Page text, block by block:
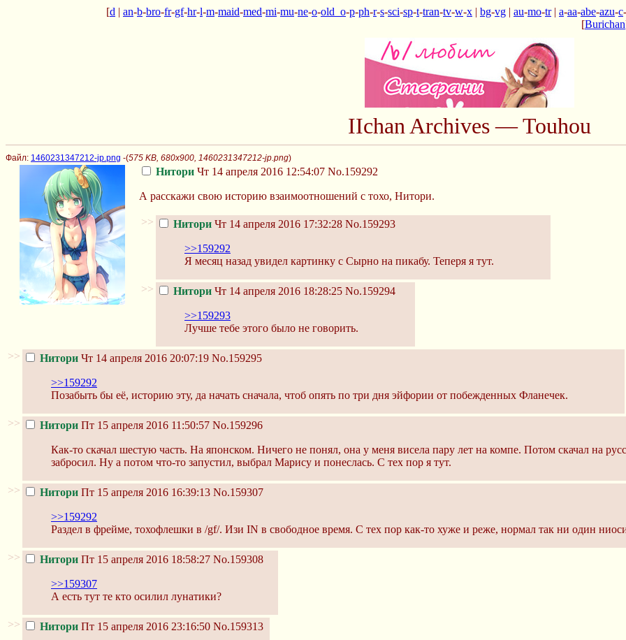
[d | an-b-bro-fr-gf-hr-l-m-maid-med-mi-mu-ne-o-old_o-p-ph-r-s-sci-sp-t-tran-tv-w-x | bg-vg | au-mo-tr| a-aa-abe-azu-c-
[Burichan
IIchan Archives — Touhou
Файл: 1460231347212-jp.png -(575 KB, 680x900, 1460231347212-jp.png)
Нитори Чт 14 апреля 2016 12:54:07 No.159292
А расскажи свою историю взаимоотношений с тохо, Нитори.
>> Нитори Чт 14 апреля 2016 17:32:28 No.159293
>>159292
Я месяц назад увидел картинку с Сырно на пикабу. Теперя я тут.
>> Нитори Чт 14 апреля 2016 18:28:25 No.159294
>>159293
Лучше тебе этого было не говорить.
>> Нитори Чт 14 апреля 2016 20:07:19 No.159295
>>159292
Позабыть бы её, историю эту, да начать сначала, чтоб опять по три дня эйфории от побежденных Фланечек.
>> Нитори Пт 15 апреля 2016 11:50:57 No.159296
Как-то скачал шестую часть. На японском. Ничего не понял, она у меня висела пару лет на компе. Потом скачал на
забросил. Ну а потом что-то запустил, выбрал Марису и понеслась. С тех пор я тут.
>> Нитори Пт 15 апреля 2016 16:39:13 No.159307
>>159292
Раздел в фрейме, тохофлешки в /gf/. Изи IN в свободное время. С тех пор как-то хуже и реже, нормал так ни один
>> Нитори Пт 15 апреля 2016 18:58:27 No.159308
>>159307
А есть тут те кто осилил лунатики?
>> Нитори Пт 15 апреля 2016 23:16:50 No.159313